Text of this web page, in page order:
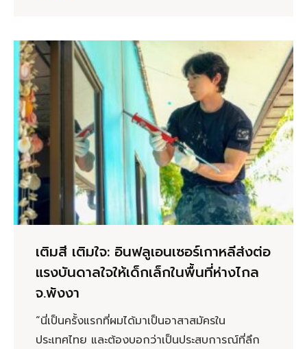
เติมสี เติมใจ: อินฟลูเอนเซอร์เกาหลีส่งต่อ
แรงบันดาลใจให้เด็กเล็กในพื้นที่ห่างไกล
จ.พังงา
“นี่เป็นครั้งแรกที่ผมได้มาเป็นอาสาสมัครใน
ประเทศไทย และต้องบอกว่าเป็นประสบการณ์ที่ลึก